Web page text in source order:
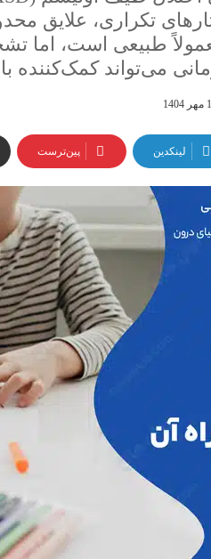
تکراری،
طبیعی است، اما
می‌تواند کمک‌کننده
لینکدین ‫پین‌ترست